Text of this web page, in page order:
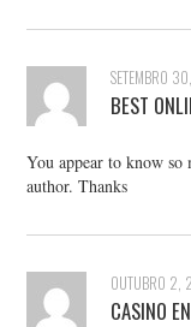
SETEMBRO
BEST
You appear to know so
author. Thanks
OUTUBRO 2,
CASINO